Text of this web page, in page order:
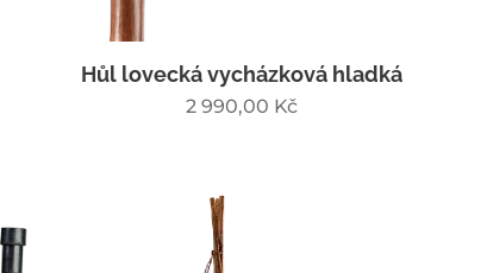
Hůl lovecká vycházková hladká
2 990,00 Kč